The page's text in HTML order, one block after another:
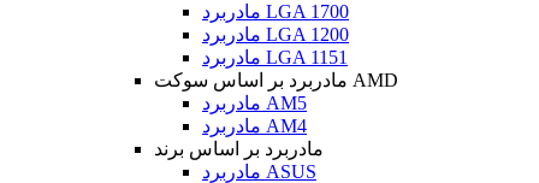
مادربرد LGA 1700
مادربرد LGA 1200
مادربرد LGA 1151
مادربرد بر اساس سوکت AMD
مادربرد AM5
مادربرد AM4
مادربرد بر اساس برند
مادربرد ASUS